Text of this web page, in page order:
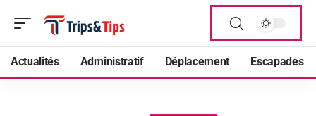
Actualités Administratif Déplacement Escapades